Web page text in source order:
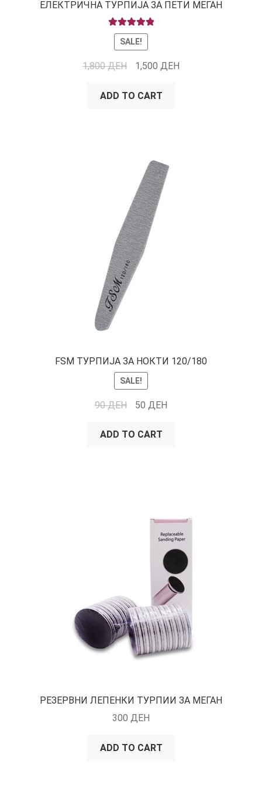
ЕЛЕКТРИЧНА ТУРПИЈА ЗА ПЕТИ МЕГАН
RATED5.00
OUT OF 5
SALE!
1,800ДЕН 1,500 ДЕН
ADD TO CART
FSM ТУРПИЈА ЗА НОКТИ 120/180
SALE!
90ДЕН 50 ДЕН
ADD TO CART
РЕЗЕРВНИ ЛЕПЕНКИ ТУРПИИ ЗА МЕГАН
300 ДЕН
ADD TO CART